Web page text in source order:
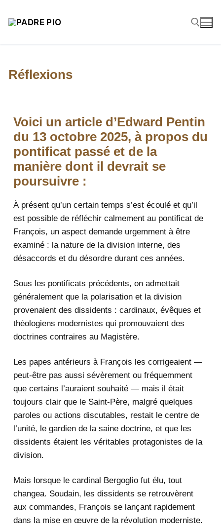
Réflexions
Voici un article d’Edward Pentin
du 13 octobre 2025, à propos du
pontificat passé et de la
manière dont il devrait se
poursuivre :
À présent qu’un certain temps s’est écoulé et qu’il
est possible de réfléchir calmement au pontificat de
François, un aspect demande urgemment à être
examiné : la nature de la division interne, des
désaccords et du désordre durant ces années.
Sous les pontificats précédents, on admettait
généralement que la polarisation et la division
provenaient des dissidents : cardinaux, évêques et
théologiens modernistes qui promouvaient des
doctrines contraires au Magistère.
Les papes antérieurs à François les corrigeaient —
peut-être pas aussi sévèrement ou fréquemment
que certains l’auraient souhaité — mais il était
toujours clair que le Saint-Père, malgré quelques
paroles ou actions discutables, restait le centre de
l’unité, le gardien de la saine doctrine, et que les
dissidents étaient les véritables protagonistes de la
division.
Mais lorsque le cardinal Bergoglio fut élu, tout
changea. Soudain, les dissidents se retrouvèrent
aux commandes, François se lançant rapidement
dans la mise en œuvre de la révolution moderniste.